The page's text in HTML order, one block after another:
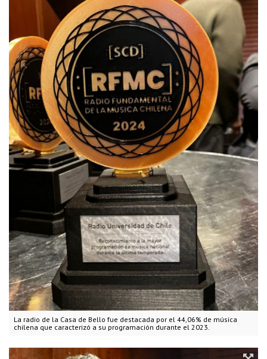
La radio de la Casa de Bello fue destacada por el 44,06% de música
chilena que caracterizó a su programación durante el 2023.